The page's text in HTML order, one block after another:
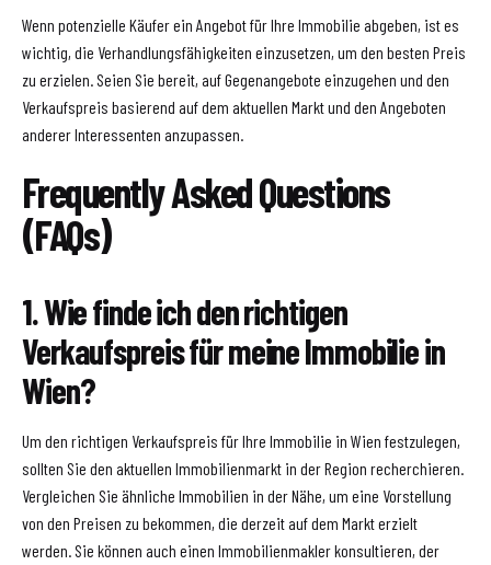
Wenn potenzielle Käufer ein Angebot für Ihre Immobilie abgeben, ist es
wichtig, die Verhandlungsfähigkeiten einzusetzen, um den besten Preis
zu erzielen. Seien Sie bereit, auf Gegenangebote einzugehen und den
Verkaufspreis basierend auf dem aktuellen Markt und den Angeboten
anderer Interessenten anzupassen.
Frequently Asked Questions
(FAQs)
1. Wie finde ich den richtigen
Verkaufspreis für meine Immobilie in
Wien?
Um den richtigen Verkaufspreis für Ihre Immobilie in Wien festzulegen,
sollten Sie den aktuellen Immobilienmarkt in der Region recherchieren.
Vergleichen Sie ähnliche Immobilien in der Nähe, um eine Vorstellung
von den Preisen zu bekommen, die derzeit auf dem Markt erzielt
werden. Sie können auch einen Immobilienmakler konsultieren, der